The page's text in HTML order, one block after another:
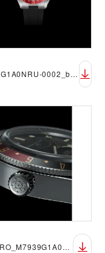
M7939G1A0NRU-0002_black_rubber_black_FF_sRGB_black
T24_PRO_M7939G1A0NRU-0001_007